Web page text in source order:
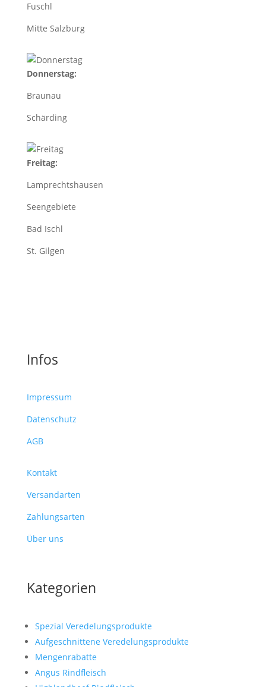
Fuschl
Mitte Salzburg
Donnerstag:
Braunau
Schärding
Freitag:
Lamprechtshausen
Seengebiete
Bad Ischl
St. Gilgen
Infos
Impressum
Datenschutz
AGB
Kontakt
Versandarten
Zahlungsarten
Über uns
Kategorien
Spezial Veredelungsprodukte
Aufgeschnittene Veredelungsprodukte
Mengenrabatte
Angus Rindfleisch